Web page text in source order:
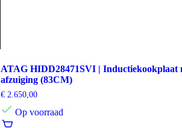
ATAG HIDD28471SVI | Inductiekookplaat
afzuiging (83CM)
€ 2.650,00
Op voorraad